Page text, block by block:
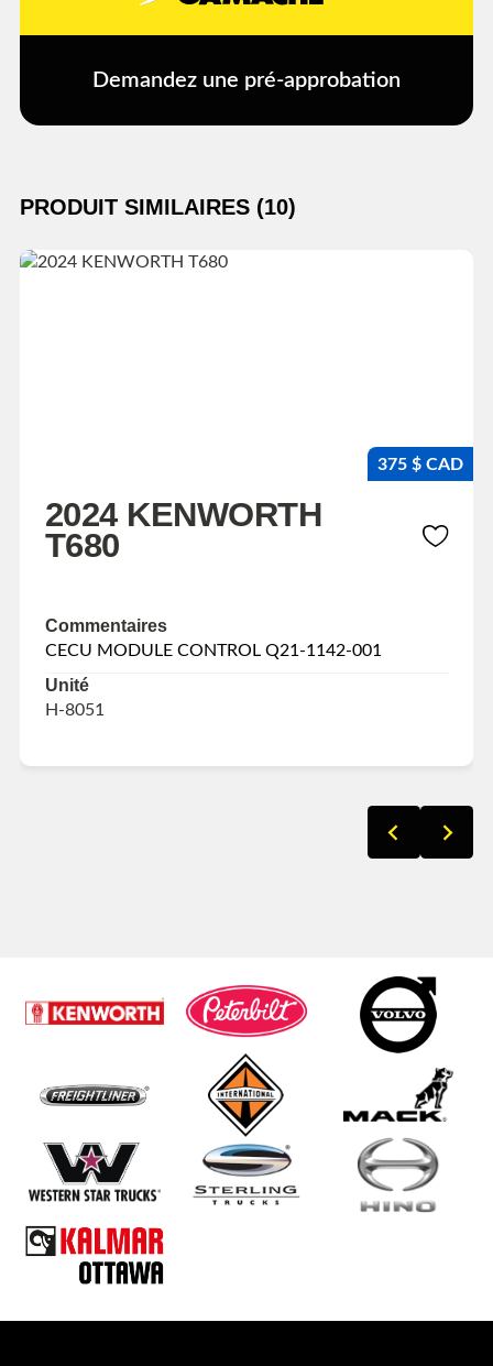
Demandez une pré-approbation
PRODUIT SIMILAIRES (10)
375 $ CAD
2024 KENWORTH
T680
Commentaires
CECU MODULE CONTROL Q21-1142-001
Unité
H-8051